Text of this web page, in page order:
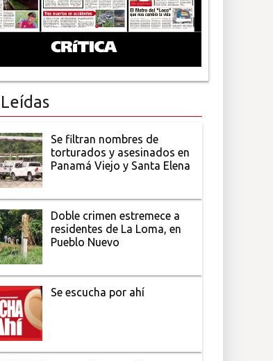
Se filtran nombres de
torturados y asesinados en
Panamá Viejo y Santa Elena
Doble crimen estremece a
residentes de La Loma, en
Pueblo Nuevo
Se escucha por ahí